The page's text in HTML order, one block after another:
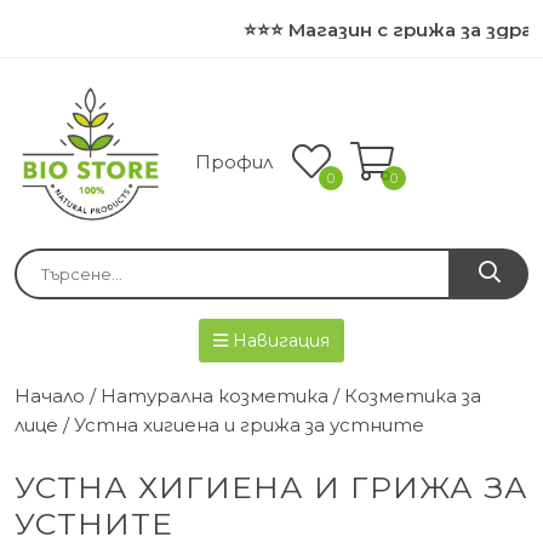
⭐⭐⭐ Магазин с грижа за
Профил
0 0
Навигация
Начало / Натурална козметика / Козметика за
лице / Устна хигиена и грижа за устните
УСТНА ХИГИЕНА И ГРИЖА ЗА
УСТНИТЕ